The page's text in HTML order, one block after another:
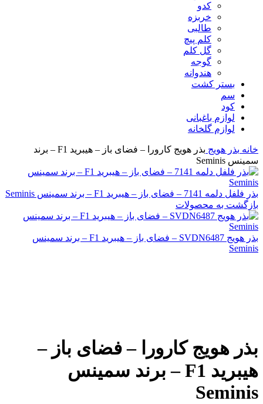
کدو
خربزه
طالبی
کلم پیچ
گل کلم
گوجه
هندوانه
بستر کشت
سم
کود
لوازم باغبانی
لوازم گلخانه
خانه بذر هویج
بذر هویج کارورا – فضای باز – هیبرید F1 – برند
سمینس Seminis
بذر فلفل دلمه 7141 – فضای باز – هیبرید F1 – برند سمینس Seminis
بازگشت به محصولات
بذر هویج SVDN6487 – فضای باز – هیبرید F1 – برند سمینس
Seminis
بذر هویج کارورا – فضای باز –
هیبرید F1 – برند سمینس
Seminis